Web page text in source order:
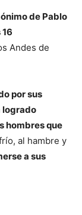
de Pablo
Andes de
por sus
logrado
hombres que
al hambre y
a sus